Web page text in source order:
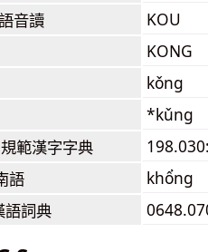
音讀
KOU
KONG
kǒng
*kǔng
範漢字字典
語
khổng
語詞典